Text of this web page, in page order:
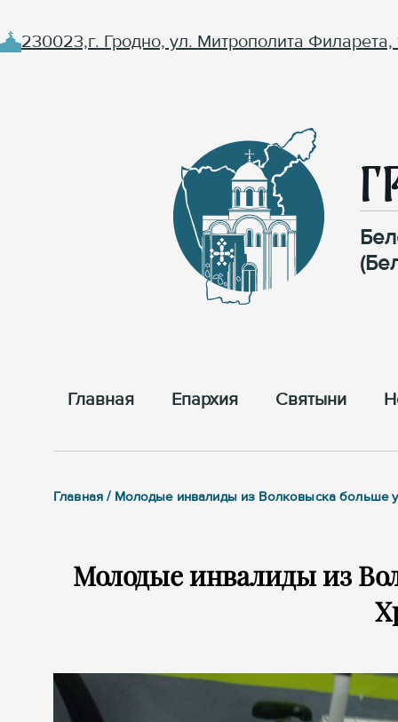
230023,г. Гродно, ул. Митрополита Филарета,
Главная Епархия Cвятыни
Главная / Молодые инвалиды из Волковыска больше
Молодые инвалиды из